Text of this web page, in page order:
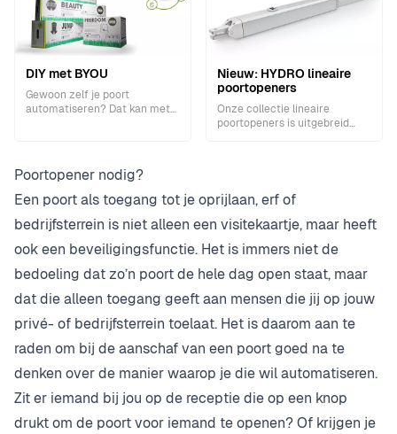
DIY met BYOU
Gewoon zelf je poort
automatiseren? Dat kan met
Nieuw: HYDRO lineaire
poortopeners
Onze collectie lineaire
poortopeners is uitgebreid
Poortopener nodig?
Een poort als toegang tot je oprijlaan, erf of
bedrijfsterrein is niet alleen een visitekaartje, maar heeft
ook een beveiligingsfunctie. Het is immers niet de
bedoeling dat zo’n poort de hele dag open staat, maar
dat die alleen toegang geeft aan mensen die jij op jouw
privé- of bedrijfsterrein toelaat. Het is daarom aan te
raden om bij de aanschaf van een poort goed na te
denken over de manier waarop je die wil automatiseren.
Zit er iemand bij jou op de receptie die op een knop
drukt om de poort voor iemand te openen? Of krijgen je